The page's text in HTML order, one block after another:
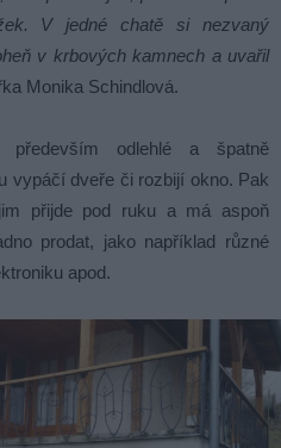
V jedné chatě si nezvaný
v krbových kamnech a uvařil
Monika Schindlová.
odlehlé a špatně
vypáčí dveře či rozbijí okno. Pak
přijde pod ruku a má aspoň
prodat, jako například různé
apod.